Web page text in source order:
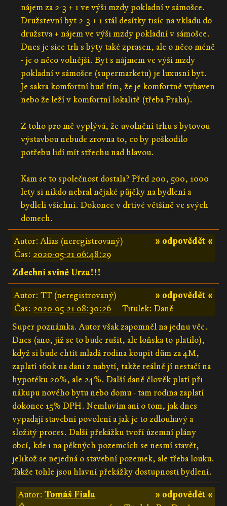
nájem za 2-3 + 1 ve výši mzdy pokladní v sámošce.
Družstevní byt 2-3 + 1 stál desítky tisíc na vkladu do
družstva + nájem ve výši mzdy pokladní v sámošce.
Dnes je sice trh s byty také zprasen, ale o něco méně
- je o něco volnější. Byt s nájmem ve výši mzdy
pokladní v sámošce (supermarketu) je luxusní byt.
Je sakra komfortní buď tím, že je komfortně vybaven
nebo že leží v komfortní lokalitě (třeba Praha).
Z toho pro mě vyplývá, že uvolnění trhu s bytovou
výstavbou nebude zrovna to, co by poškodilo
potřebu lidí mít střechu nad hlavou.
Kam se to společnost dostala? Před 200, 500, 1000
lety si nikdo nebral nějaké půjčky na bydlení a
bydleli všichni. Dokonce v drtivé většině ve svých
domech.
» odpovědět «
Autor: Alias (neregistrovaný)
Čas: 2020-05-21 06:48:29
Zdechni svině Urza!!!
» odpovědět «
Autor: TT (neregistrovaný)
Čas: 2020-05-21 08:30:26
Titulek: Daně
Super poznámka. Autor však zapomněl na jednu věc.
Dnes (ano, již se to bude rušit, ale loňska to platilo),
když si bude chtít mladá rodina koupit dům za 4M,
zaplatí 160k na dani z nabytí, takže reálně jí nestačí na
hypotéku 20%, ale 24%. Další daně člověk platí při
nákupu nového bytu nebo domu - tam rodina zaplatí
dokonce 15% DPH. Nemluvím ani o tom, jak dnes
vypadají stavební povolení a jak je to zdlouhavý a
složitý proces. Další překážku tvoří územní plány
obcí, kde i na pěkných pozemcích se nesmí stavět,
jelikož se nejedná o stavební pozemek, ale třeba louku.
Takže tohle jsou hlavní překážky dostupnosti bydlení.
» odpovědět «
Autor:Tomáš Fiala